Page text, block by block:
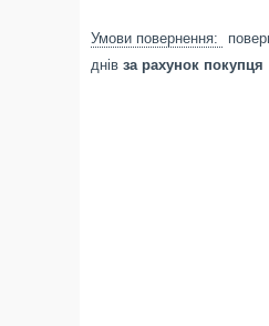
днів за рахунок покупця